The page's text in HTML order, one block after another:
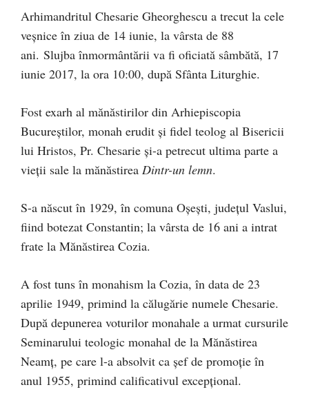
Arhimandritul Chesarie Gheorghescu a trecut la cele
veșnice în ziua de 14 iunie, la vârsta de 88
ani. Slujba înmormântării va fi oficiată sâmbătă, 17
iunie 2017, la ora 10:00, după Sfânta Liturghie.
Fost exarh al mănăstirilor din Arhiepiscopia
Bucureștilor, monah erudit și fidel teolog al Bisericii
lui Hristos, Pr. Chesarie și-a petrecut ultima parte a
vieții sale la mănăstirea Dintr-un lemn.
S-a născut în 1929, în comuna Oşeşti, judeţul Vaslui,
fiind botezat Constantin; la vârsta de 16 ani a intrat
frate la Mănăstirea Cozia.
A fost tuns în monahism la Cozia, în data de 23
aprilie 1949, primind la călugărie numele Chesarie.
După depunerea voturilor monahale a urmat cursurile
Seminarului teologic monahal de la Mănăstirea
Neamţ, pe care l-a absolvit ca şef de promoţie în
anul 1955, primind calificativul excepţional.